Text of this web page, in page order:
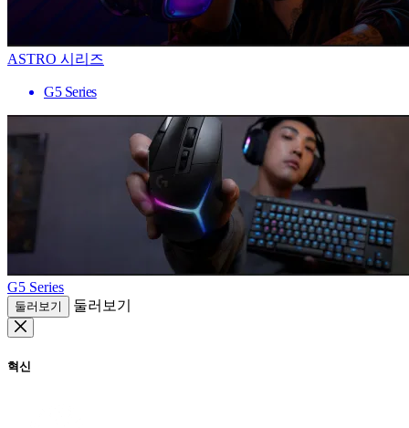
ASTRO 시리즈
G5 Series
G5 Series
둘러보기 둘러보기
혁신